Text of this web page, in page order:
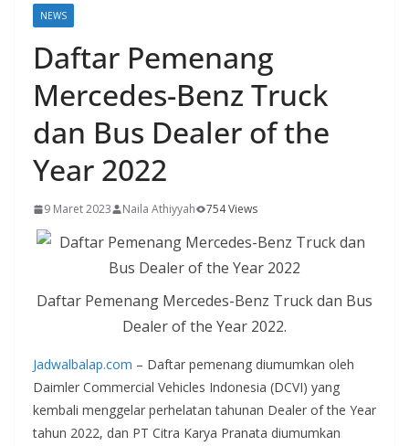
NEWS
Daftar Pemenang
Mercedes-Benz Truck
dan Bus Dealer of the
Year 2022
9 Maret 2023 Naila Athiyyah 754 Views
Daftar Pemenang Mercedes-Benz Truck dan Bus
Dealer of the Year 2022.
Jadwalbalap.com – Daftar pemenang diumumkan oleh
Daimler Commercial Vehicles Indonesia (DCVI) yang
kembali menggelar perhelatan tahunan Dealer of the Year
tahun 2022, dan PT Citra Karya Pranata diumumkan